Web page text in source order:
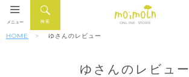
ONLINE STORE
検索
メニュー
HOME ゆさんのレビュー
ゆさんのレビュー